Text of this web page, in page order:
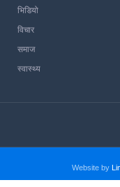
भिडियो
विचार
समाज
स्वास्थ्य
Website by